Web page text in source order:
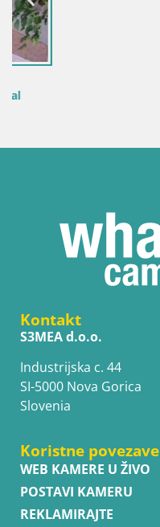
Kontakt
S3MEA d.o.o.
Industrijska c. 44
SI-5000 Nova Gorica
Slovenia
Koristne povezave
WEB KAMERE U ŽIVO
POSTAVI KAMERU
REKLAMIRAJTE